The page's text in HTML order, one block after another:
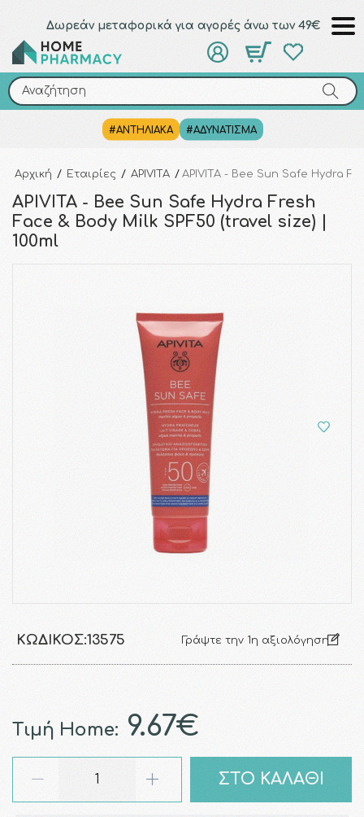
Δωρεάν μεταφορικά για αγορές άνω των 49€
Αναζήτηση
#ΑΝΤΗΛΙΑΚΑ #ΑΔΥΝΑΤΙΣΜΑ
Αναζήτηση
Αρχική / Εταιρίες / APIVITA / APIVITA - Bee Sun Safe Hydra
APIVITA - Bee Sun Safe Hydra Fresh
Face & Body Milk SPF50 (travel size) |
100ml
ΚΩΔΙΚΌΣ:13575 Γράψτε την 1η αξιολόγηση
Τιμή Home: 9.67€
ΣΤΟ ΚΑΛΑΘΙ